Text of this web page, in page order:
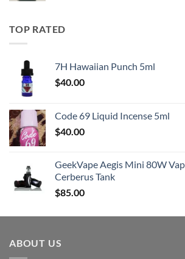
TOP RATED
7H Hawaiian Punch 5ml
$40.00
Code 69 Liquid Incense 5ml
$40.00
GeekVape Aegis Mini 80W
Cerberus Tank
$85.00
ABOUT US